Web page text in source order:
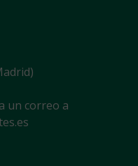
un correo a